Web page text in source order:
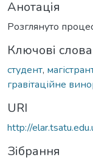
Анотація
Розглянуто
Ключові слова
студент,
гравітаційне
URI
http://
Зібрання